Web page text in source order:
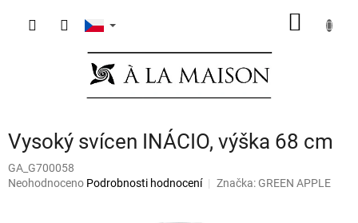
Vysoký svícen INÁCIO, výška 68 cm
GA_G700058
Průměrné
Neohodnoceno Podrobnosti hodnocení Značka: GREEN APPLE